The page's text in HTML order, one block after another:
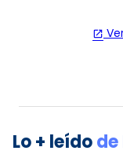
open_in_new
Lo + leídode